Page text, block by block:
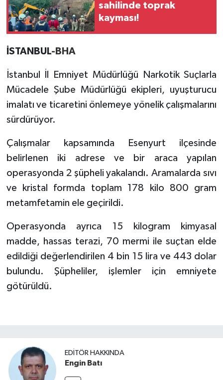
sahilinde toprak
kayması!
İSTANBUL-BHA
İstanbul İl Emniyet Müdürlüğü Narkotik Suçlarla
Mücadele Şube Müdürlüğü ekipleri, uyuşturucu
imalatı ve ticaretini önlemeye yönelik çalışmalarını
sürdürüyor.
Çalışmalar kapsamında Esenyurt ilçesinde
belirlenen iki adrese ve bir araca yapılan
operasyonda 2 şüpheli yakalandı. Aramalarda sıvı
ve kristal formda toplam 178 kilo 800 gram
metamfetamin ele geçirildi.
Operasyonda ayrıca 15 kilogram kimyasal
madde, hassas terazi, 70 mermi ile suçtan elde
edildiği değerlendirilen 4 bin 15 lira ve 443 dolar
bulundu. Şüpheliler, işlemler için emniyete
götürüldü.
EDITÖR HAKKINDA
Engin Batı